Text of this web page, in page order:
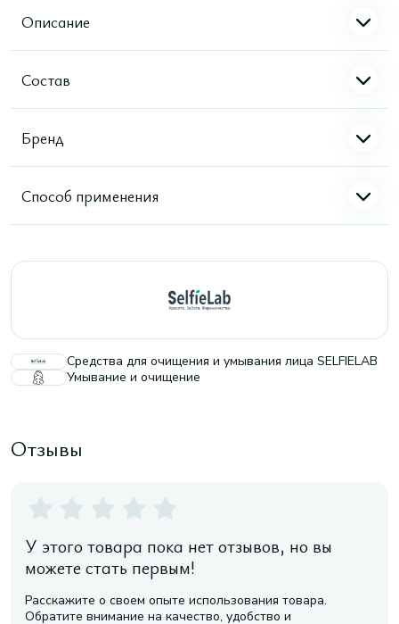
Описание
Состав
Бренд
Способ применения
Средства для очищения и умывания лица SELFIELAB
Умывание и очищение
Отзывы
У этого товара пока нет отзывов, но вы
можете стать первым!
Расскажите о своем опыте использования товара.
Обратите внимание на качество, удобство и